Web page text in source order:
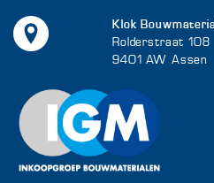
Klok
Rolderstraat 108
9401 AW Assen